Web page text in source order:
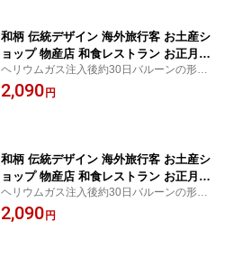
和柄 伝統デザイン 海外旅行客 お土産シ
ョップ 物産店 和食レストラン お正月 1
か月浮遊 Ibrexバルーン 14インチ葛飾北
斎 神奈川沖浪裏パッケージ入 スクエア
ヘリウムガス注入後約30日バルーンの形状
を維持し、浮遊します。
2,090 円
和柄 伝統デザイン 海外旅行客 お土産シ
ョップ 物産店 和食レストラン お正月 1
か月浮遊 Ibrexバルーン 14インチ千代
紙 菊と桜 赤パッケージ入 六角形 W28
ヘリウムガス注入後約30日バルーンの形状
を維持し、浮遊します。
2,090 円